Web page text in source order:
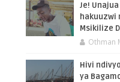
Je!
hakuuzwi
Msikilize
Othman
Hivi
ya